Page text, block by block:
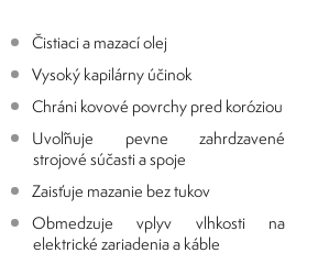
Čistiaci a mazací olej
Vysoký kapilárny účinok
Chráni kovové povrchy pred koróziou
Uvoľňuje pevne zahrdzavené
strojové súčasti a spoje
Zaisťuje mazanie bez tukov
Obmedzuje vplyv vlhkosti na
elektrické zariadenia a káble